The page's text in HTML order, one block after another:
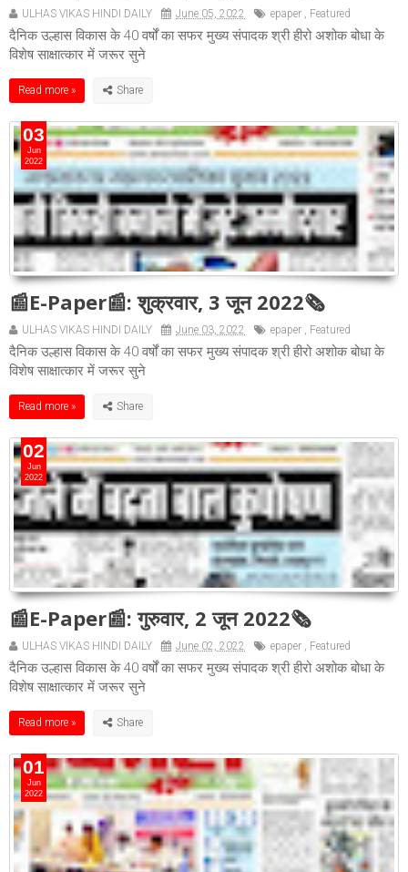
ULHAS VIKAS HINDI DAILY June 05, 2022 epaper Featured
दैनिक उल्हास विकास के 40 वर्षों का सफर मुख्य संपादक श्री हीरो अशोक बोधा के
विशेष साक्षात्कार में जरूर सुने
Read more »
📰E-Paper📰: शुक्रवार, 3 जून 2022🗞
ULHAS VIKAS HINDI DAILY June 03, 2022 epaper Featured
दैनिक उल्हास विकास के 40 वर्षों का सफर मुख्य संपादक श्री हीरो अशोक बोधा के
विशेष साक्षात्कार में जरूर सुने
Read more »
03
Jun
2022
📰E-Paper📰: गुरुवार, 2 जून 2022🗞
ULHAS VIKAS HINDI DAILY June 02, 2022 epaper Featured
दैनिक उल्हास विकास के 40 वर्षों का सफर मुख्य संपादक श्री हीरो अशोक बोधा के
विशेष साक्षात्कार में जरूर सुने
Read more »
02
Jun
2022
01
Jun
2022